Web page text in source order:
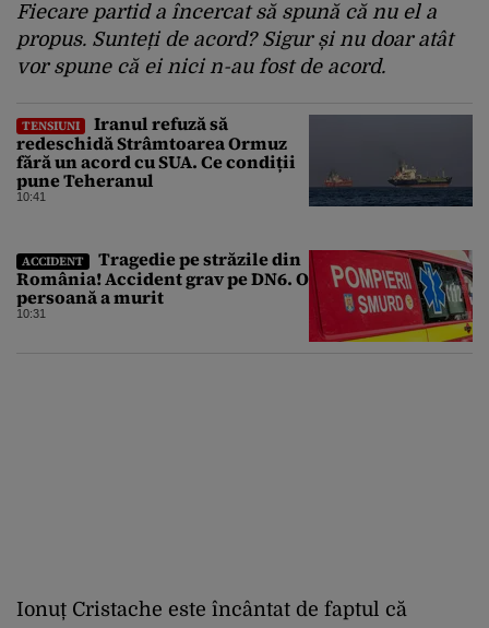
Fiecare partid a încercat să spună că nu el a
propus. Sunteți de acord? Sigur și nu doar atât
vor spune că ei nici n-au fost de acord.
TENSIUNI
Iranul refuză să
redeschidă Strâmtoarea Ormuz
fără un acord cu SUA. Ce condiții
pune Teheranul
10:41
ACCIDENT
Tragedie pe străzile din
România! Accident grav pe DN6. O
persoană a murit
10:31
Ionuț Cristache este încântat de faptul că